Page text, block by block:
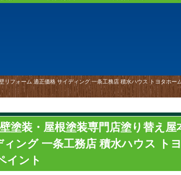
フォーム 適正価格 サイディング 一条工務店 積水ハウス トヨタホー
塗装・屋根塗装専門店塗り替え屋
ング 一条工務店 積水ハウス ト
イント